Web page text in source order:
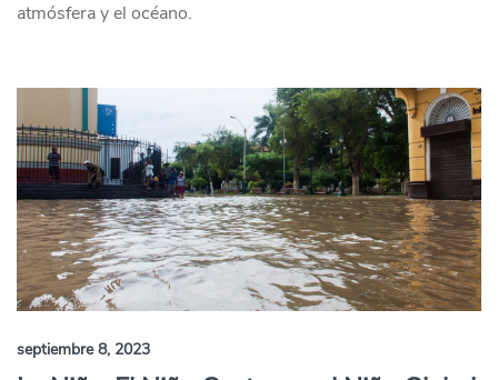
atmósfera y el océano.
septiembre 8, 2023